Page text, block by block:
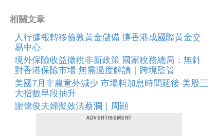
相關文章
人行據報轉移倫敦黃金儲備 撐香港成國際黃金交
易中心
境外保險收益徵稅非新政策 國家稅務總局：無針
對香港保險市場 無需過度解讀｜跨境監管
美國7月非農意外減少 市場料加息時間延後 美股三
大指數早段抽升
謝偉俊夫婦擬效法蔡瀾｜周顯